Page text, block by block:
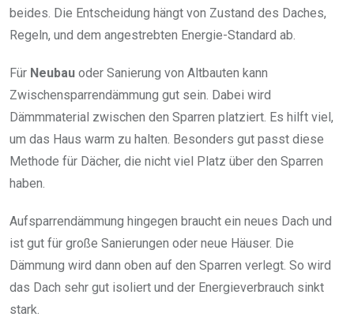
beides. Die Entscheidung hängt von Zustand des Daches,
Regeln, und dem angestrebten Energie-Standard ab.
Für Neubau oder Sanierung von Altbauten kann
Zwischensparrendämmung gut sein. Dabei wird
Dämmmaterial zwischen den Sparren platziert. Es hilft viel,
um das Haus warm zu halten. Besonders gut passt diese
Methode für Dächer, die nicht viel Platz über den Sparren
haben.
Aufsparrendämmung hingegen braucht ein neues Dach und
ist gut für große Sanierungen oder neue Häuser. Die
Dämmung wird dann oben auf den Sparren verlegt. So wird
das Dach sehr gut isoliert und der Energieverbrauch sinkt
stark.